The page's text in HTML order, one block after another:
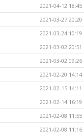
2021-04-12 18:45
2021-03-27 20:20
2021-03-24 10:19
2021-03-02 20:51
2021-03-02 09:26
2021-02-20 14:14
2021-02-15 14:11
2021-02-14 16:19
2021-02-08 11:55
2021-02-08 11:16